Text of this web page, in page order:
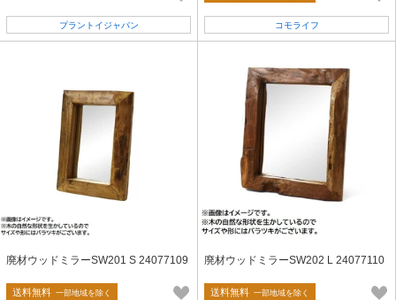
プラントイジャパン コモライフ
廃材ウッドミラーSW201 S 24077109
送料無料 一部地域を除く
廃材ウッドミラーSW202 L 24077110
送料無料 一部地域を除く